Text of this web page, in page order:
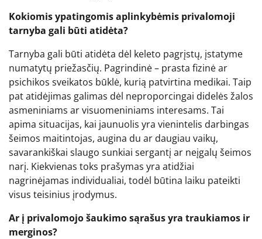
Kokiomis ypatingomis aplinkybėmis privalomoji
tarnyba gali būti atidėta?
Tarnyba gali būti atidėta dėl keleto pagrįstų, įstatyme
numatytų priežasčių. Pagrindinė – prasta fizinė ar
psichikos sveikatos būklė, kurią patvirtina medikai. Taip
pat atidėjimas galimas dėl neproporcingai didelės žalos
asmeniniams ar visuomeniniams interesams. Tai
apima situacijas, kai jaunuolis yra vienintelis darbingas
šeimos maitintojas, augina du ar daugiau vaikų,
savarankiškai slaugo sunkiai sergantį ar neįgalų šeimos
narį. Kiekvienas toks prašymas yra atidžiai
nagrinėjamas individualiai, todėl būtina laiku pateikti
visus teisinius įrodymus.
Ar į privalomojo šaukimo sąrašus yra traukiamos ir
merginos?